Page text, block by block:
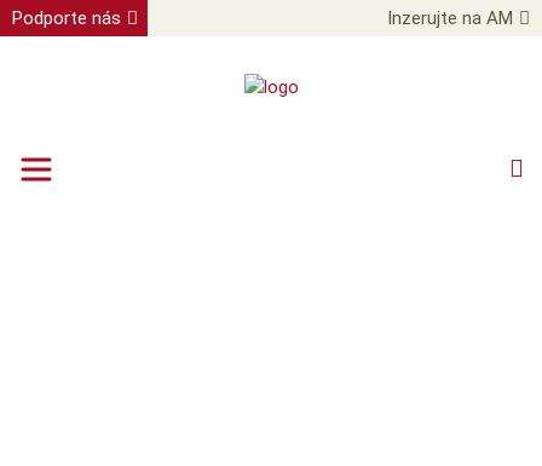
Podporte nás Inzerujte na AM